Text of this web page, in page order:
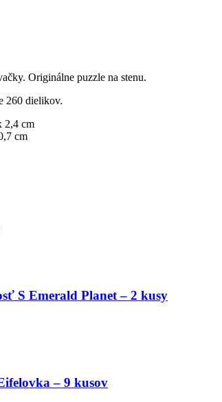
Originálne puzzle na stenu.
260 dielikov.
2,4 cm
cm
S Emerald Planet – 2 kusy
– 9 kusov